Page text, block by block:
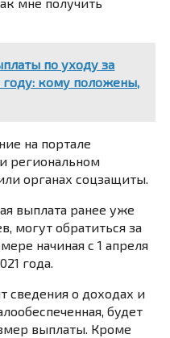
по уходу за
году: кому положены,
на портале
региональном
органах соцзащиты.
выплата ранее уже
могут обратиться за
начиная с 1 апреля
года.
сведения о доходах и
будет
выплаты. Кроме